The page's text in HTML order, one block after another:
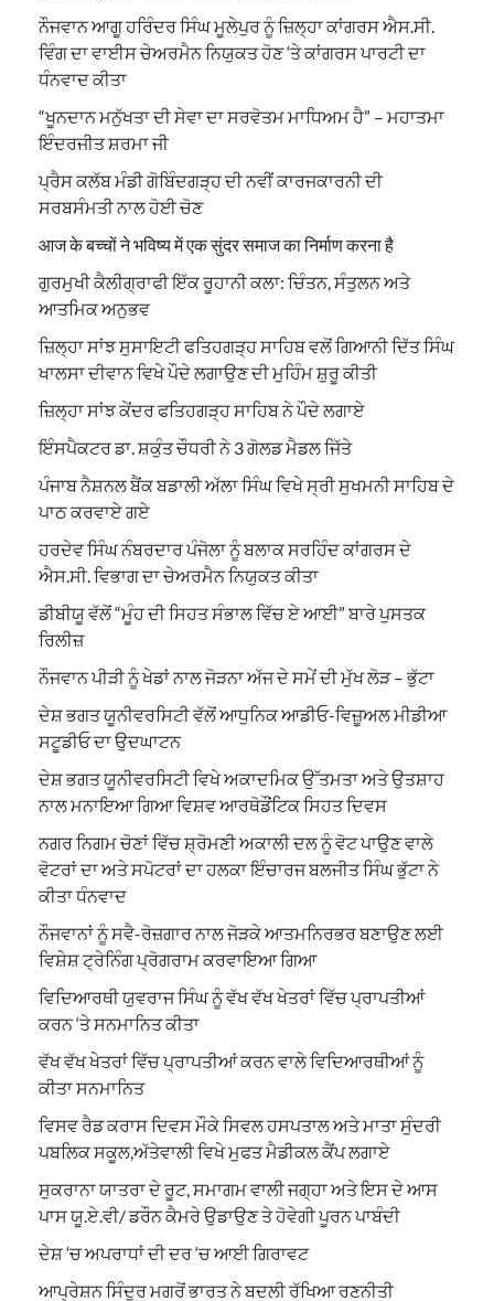
ਨੌਜਵਾਨ ਆਗੂ ਹਰਿੰਦਰ ਸਿੰਘ ਮੂਲੇਪੁਰ ਨੂੰ ਜ਼ਿਲ੍ਹਾ ਕਾਂਗਰਸ ਐਸ.ਸੀ.
ਵਿੰਗ ਦਾ ਵਾਈਸ ਚੇਅਰਮੈਨ ਨਿਯੁਕਤ ਹੋਣ ‘ਤੇ ਕਾਂਗਰਸ ਪਾਰਟੀ ਦਾ
ਧੰਨਵਾਦ ਕੀਤਾ
“ਖੂਨਦਾਨ ਮਨੁੱਖਤਾ ਦੀ ਸੇਵਾ ਦਾ ਸਰਵੋਤਮ ਮਾਧਿਅਮ ਹੈ” – ਮਹਾਤਮਾ
ਇੰਦਰਜੀਤ ਸ਼ਰਮਾ ਜੀ
ਪ੍ਰੈਸ ਕਲੱਬ ਮੰਡੀ ਗੋਬਿੰਦਗੜ੍ਹ ਦੀ ਨਵੀਂ ਕਾਰਜਕਾਰਨੀ ਦੀ
ਸਰਬਸੰਮਤੀ ਨਾਲ ਹੋਈ ਚੋਣ
आज के बच्चों ने भविष्य में एक सुंदर समाज का निर्माण करना है
ਗੁਰਮੁਖੀ ਕੈਲੀਗ੍ਰਾਫੀ ਇੱਕ ਰੂਹਾਨੀ ਕਲਾ: ਚਿੰਤਨ, ਸੰਤੁਲਨ ਅਤੇ
ਆਤਮਿਕ ਅਨੁਭਵ
ਜ਼ਿਲ੍ਹਾ ਸਾਂਝ ਸੁਸਾਇਟੀ ਫਤਿਹਗੜ੍ਹ ਸਾਹਿਬ ਵਲੋਂ ਗਿਆਨੀ ਦਿੱਤ ਸਿੰਘ
ਖਾਲਸਾ ਦੀਵਾਨ ਵਿਖੇ ਪੌਦੇ ਲਗਾਉਣ ਦੀ ਮੁਹਿੰਮ ਸ਼ੁਰੂ ਕੀਤੀ
ਜ਼ਿਲ੍ਹਾ ਸਾਂਝ ਕੇਂਦਰ ਫਤਿਹਗੜ੍ਹ ਸਾਹਿਬ ਨੇ ਪੌਦੇ ਲਗਾਏ
ਇੰਸਪੈਕਟਰ ਡਾ. ਸ਼ਕੁੰਤ ਚੌਧਰੀ ਨੇ 3 ਗੋਲਡ ਮੈਡਲ ਜਿੱਤੇ
ਪੰਜਾਬ ਨੈਸ਼ਨਲ ਬੈਂਕ ਬਡਾਲੀ ਅੱਲਾ ਸਿੰਘ ਵਿਖੇ ਸ੍ਰੀ ਸੁਖਮਨੀ ਸਾਹਿਬ ਦੇ
ਪਾਠ ਕਰਵਾਏ ਗਏ
ਹਰਦੇਵ ਸਿੰਘ ਨੰਬਰਦਾਰ ਪੰਜੋਲਾ ਨੂੰ ਬਲਾਕ ਸਰਹਿੰਦ ਕਾਂਗਰਸ ਦੇ
ਐਸ.ਸੀ. ਵਿਭਾਗ ਦਾ ਚੇਅਰਮੈਨ ਨਿਯੁਕਤ ਕੀਤਾ
ਡੀਬੀਯੂ ਵੱਲੋਂ “ਮੂੰਹ ਦੀ ਸਿਹਤ ਸੰਭਾਲ ਵਿੱਚ ਏ ਆਈ” ਬਾਰੇ ਪੁਸਤਕ
ਰਿਲੀਜ਼
ਨੌਜਵਾਨ ਪੀੜੀ ਨੂੰ ਖੇਡਾਂ ਨਾਲ ਜੋੜਨਾ ਅੱਜ ਦੇ ਸਮੇਂ ਦੀ ਮੁੱਖ ਲੋੜ – ਭੁੱਟਾ
ਦੇਸ਼ ਭਗਤ ਯੂਨੀਵਰਸਿਟੀ ਵੱਲੋਂ ਆਧੁਨਿਕ ਆਡੀਓ-ਵਿਜ਼ੂਅਲ ਮੀਡੀਆ
ਸਟੂਡੀਓ ਦਾ ਉਦਘਾਟਨ
ਦੇਸ਼ ਭਗਤ ਯੂਨੀਵਰਸਿਟੀ ਵਿਖੇ ਅਕਾਦਮਿਕ ਉੱਤਮਤਾ ਅਤੇ ਉਤਸ਼ਾਹ
ਨਾਲ ਮਨਾਇਆ ਗਿਆ ਵਿਸ਼ਵ ਆਰਥੋਡੌਂਟਿਕ ਸਿਹਤ ਦਿਵਸ
ਨਗਰ ਨਿਗਮ ਚੋਣਾਂ ਵਿੱਚ ਸ਼੍ਰੋਮਣੀ ਅਕਾਲੀ ਦਲ ਨੂੰ ਵੋਟ ਪਾਉਣ ਵਾਲੇ
ਵੋਟਰਾਂ ਦਾ ਅਤੇ ਸਪੋਟਰਾਂ ਦਾ ਹਲਕਾ ਇੰਚਾਰਜ ਬਲਜੀਤ ਸਿੰਘ ਭੁੱਟਾ ਨੇ
ਕੀਤਾ ਧੰਨਵਾਦ
ਨੌਜਵਾਨਾਂ ਨੂੰ ਸਵੈ-ਰੋਜ਼ਗਾਰ ਨਾਲ ਜੋੜਕੇ ਆਤਮਨਿਰਭਰ ਬਣਾਉਣ ਲਈ
ਵਿਸ਼ੇਸ਼ ਟ੍ਰੇਨਿੰਗ ਪ੍ਰੋਗਰਾਮ ਕਰਵਾਇਆ ਗਿਆ
ਵਿਦਿਆਰਥੀ ਯੁਵਰਾਜ ਸਿੰਘ ਨੂੰ ਵੱਖ ਵੱਖ ਖੇਤਰਾਂ ਵਿੱਚ ਪ੍ਰਾਪਤੀਆਂ
ਕਰਨ ‘ਤੇ ਸਨਮਾਨਿਤ ਕੀਤਾ
ਵੱਖ ਵੱਖ ਖੇਤਰਾਂ ਵਿੱਚ ਪ੍ਰਾਪਤੀਆਂ ਕਰਨ ਵਾਲੇ ਵਿਦਿਆਰਥੀਆਂ ਨੂੰ
ਕੀਤਾ ਸਨਮਾਨਿਤ
ਵਿਸਵ ਰੈਡ ਕਰਾਸ ਦਿਵਸ ਮੌਕੇ ਸਿਵਲ ਹਸਪਤਾਲ ਅਤੇ ਮਾਤਾ ਸੁੰਦਰੀ
ਪਬਲਿਕ ਸਕੂਲ,ਅੱਤੇਵਾਲੀ ਵਿਖੇ ਮੁਫਤ ਮੈਡੀਕਲ ਕੈਂਪ ਲਗਾਏ
ਸੁਕਰਾਨਾ ਯਾਤਰਾ ਦੇ ਰੂਟ, ਸਮਾਗਮ ਵਾਲੀ ਜਗ੍ਹਾ ਅਤੇ ਇਸ ਦੇ ਆਸ
ਪਾਸ ਯੂ.ਏ.ਵੀ/ ਡਰੌਨ ਕੈਮਰੇ ਉਡਾਉਣ ਤੇ ਹੋਵੇਗੀ ਪੂਰਨ ਪਾਬੰਦੀ
ਦੇਸ਼ ‘ਚ ਅਪਰਾਧਾਂ ਦੀ ਦਰ ‘ਚ ਆਈ ਗਿਰਾਵਟ
ਆਪ੍ਰੇਸ਼ਨ ਸਿੰਦੂਰ ਮਗਰੋਂ ਭਾਰਤ ਨੇ ਬਦਲੀ ਰੱਖਿਆ ਰਣਨੀਤੀ